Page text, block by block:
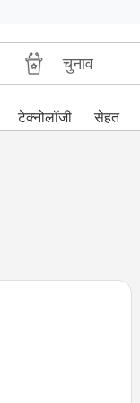
चुनाव
टेक्नोलॉजी सेहत